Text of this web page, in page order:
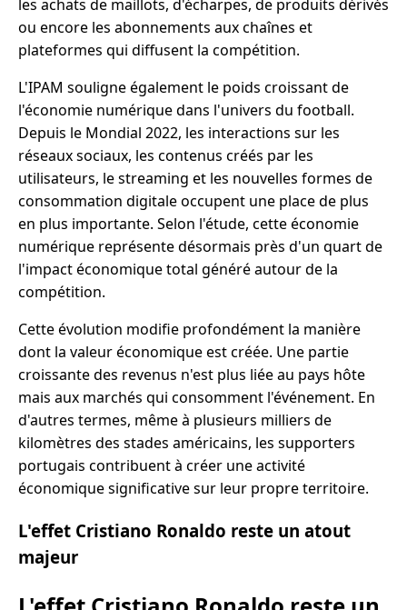
les achats de maillots, d'écharpes, de produits dérivés
ou encore les abonnements aux chaînes et
plateformes qui diffusent la compétition.
L'IPAM souligne également le poids croissant de
l'économie numérique dans l'univers du football.
Depuis le Mondial 2022, les interactions sur les
réseaux sociaux, les contenus créés par les
utilisateurs, le streaming et les nouvelles formes de
consommation digitale occupent une place de plus
en plus importante. Selon l'étude, cette économie
numérique représente désormais près d'un quart de
l'impact économique total généré autour de la
compétition.
Cette évolution modifie profondément la manière
dont la valeur économique est créée. Une partie
croissante des revenus n'est plus liée au pays hôte
mais aux marchés qui consomment l'événement. En
d'autres termes, même à plusieurs milliers de
kilomètres des stades américains, les supporters
portugais contribuent à créer une activité
économique significative sur leur propre territoire.
L'effet Cristiano Ronaldo reste un atout
majeur